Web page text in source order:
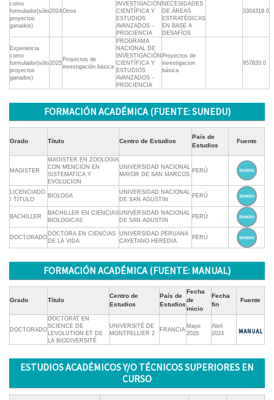
como
formulador(sólo
proyectos
ganados)
2024Otros
INVESTIGACIÓN
CIENTÍFICA Y
ESTUDIOS
AVANZADOS -
PROCIENCIA
NECESIDADES
DE ÁREAS
ESTRATÉGICAS
EN BASE A
DESAFÍOS
3304319.0
Experiencia
como
formulador(sólo
proyectos
ganados)
2025
Proyectos de
investigación básica
PROGRAMA
NACIONAL DE
INVESTIGACIÓN
CIENTÍFICA Y
ESTUDIOS
AVANZADOS -
PROCIENCIA
Proyectos de
investigacion
básica
957820.0
FORMACIÓN ACADÉMICA (FUENTE: SUNEDU)
Grado Título Centro de Estudios
País de
Estudios
Fuente
MAGISTER
MAGISTER EN ZOOLOGIA
CON MENCION EN
SISTEMATICA Y
EVOLUCION
UNIVERSIDAD NACIONAL
MAYOR DE SAN MARCOS
PERÚ
LICENCIADO
/ TÍTULO
BIOLOGA
UNIVERSIDAD NACIONAL
DE SAN AGUSTIN
PERÚ
BACHILLER
BACHILLER EN CIENCIAS
BIOLOGICAS
UNIVERSIDAD NACIONAL
DE SAN AGUSTIN
PERÚ
DOCTORADO
DOCTORA EN CIENCIAS
DE LA VIDA
UNIVERSIDAD PERUANA
CAYETANO HEREDIA
PERÚ
FORMACIÓN ACADÉMICA (FUENTE: MANUAL)
Grado Título
Centro de
Estudios
País de
Estudios
Fecha
de
inicio
Fecha
fin
Fuente
DOCTORADO
DOCTORAT EN
SCIENCE DE
LEVOLUTION ET DE
LA BIODIVERSITÉ
UNIVERSITÉ DE
MONTPELLIER 2
FRANCIA
Mayo
2020
Abril
2024
ESTUDIOS ACADÉMICOS Y/O TÉCNICOS SUPERIORES EN
CURSO